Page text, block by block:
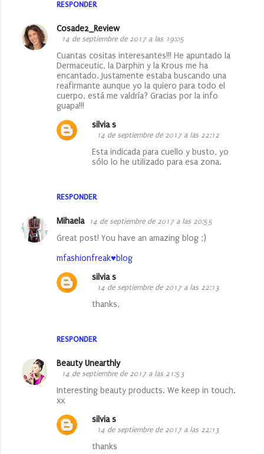
RESPONDER
Cosade2_Review
14 de septiembre de 2017 a las 19:05
Cuantas cositas interesantes!!! He apuntado la
Dermaceutic, la Darphin y la Krous me ha
encantado. Justamente estaba buscando una
reafirmante aunque yo la quiero para todo el
cuerpo, está me valdría? Gracias por la info
guapa!!!
RESPONDER
silvia s
14 de septiembre de 2017 a las 22:12
Esta indicada para cuello y busto, yo
sólo lo he utilizado para esa zona.
Mihaela 14 de septiembre de 2017 a las 20:55
Great post! You have an amazing blog ;)
mfashionfreak♥blog
RESPONDER
silvia s
14 de septiembre de 2017 a las 22:13
thanks,
Beauty Unearthly
14 de septiembre de 2017 a las 21:53
Interesting beauty products. We keep in touch.
xx
silvia s
14 de septiembre de 2017 a las 22:13
thanks